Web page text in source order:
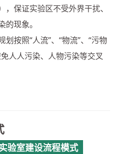
保证实验区不受外界干扰、
的现象。
按照“人流”、“物流”、“污物
人人污染、人物污染等交叉
验室建设流程模式